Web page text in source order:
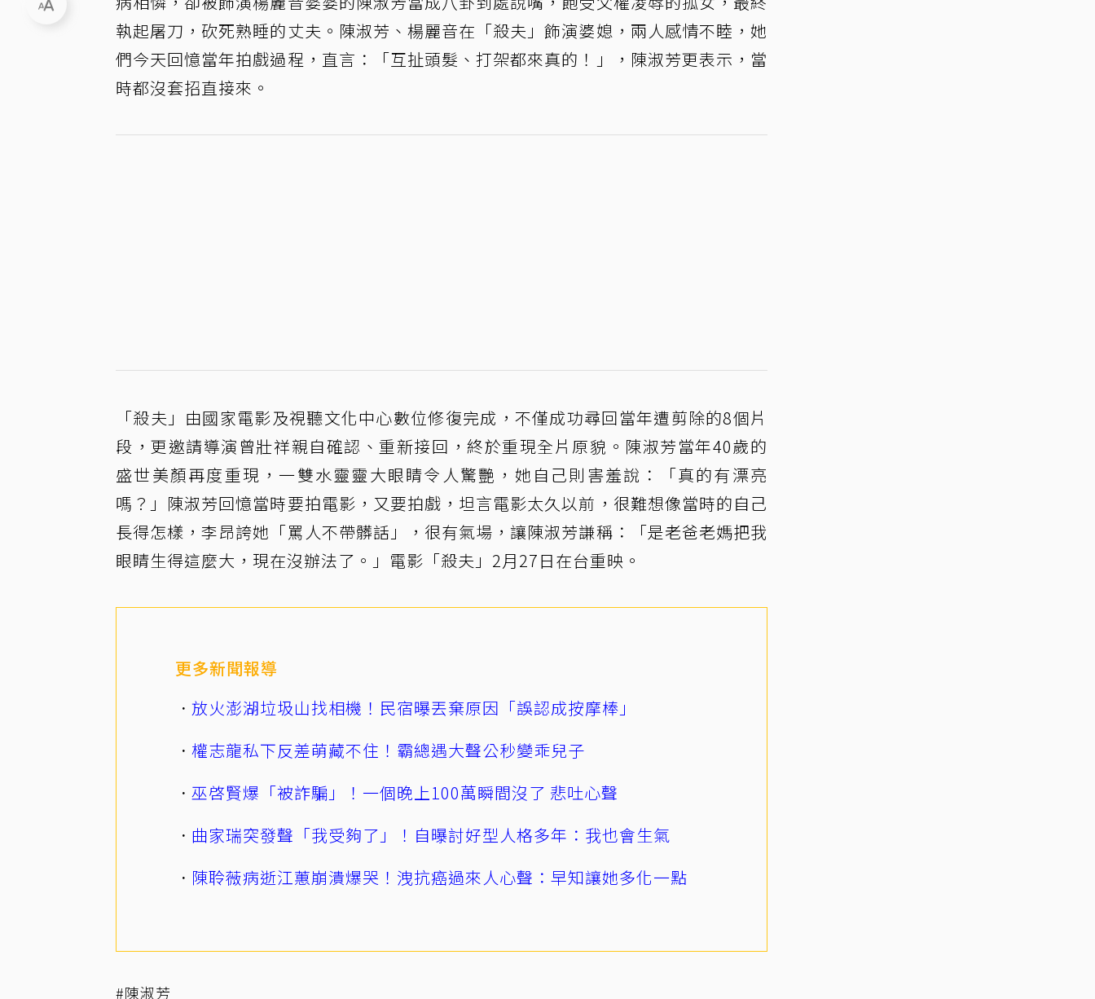
執起屠刀，砍死熟睡的丈夫。陳淑芳、楊麗音在「殺夫」飾演婆媳，兩人感情不睦，她
們今天回憶當年拍戲過程，直言：「互扯頭髮、打架都來真的！」，陳淑芳更表示，當
時都沒套招直接來。
「殺夫」由國家電影及視聽文化中心數位修復完成，不僅成功尋回當年遭剪除的8個片
段，更邀請導演曾壯祥親自確認、重新接回，終於重現全片原貌。陳淑芳當年40歲的
盛世美顏再度重現，一雙水靈靈大眼睛令人驚艷，她自己則害羞說：「真的有漂亮
嗎？」陳淑芳回憶當時要拍電影，又要拍戲，坦言電影太久以前，很難想像當時的自己
長得怎樣，李昂誇她「罵人不帶髒話」，很有氣場，讓陳淑芳謙稱：「是老爸老媽把我
眼睛生得這麼大，現在沒辦法了。」電影「殺夫」2月27日在台重映。
更多新聞報導
放火澎湖垃圾山找相機！民宿曝丟棄原因「誤認成按摩棒」
權志龍私下反差萌藏不住！霸總遇大聲公秒變乖兒子
巫啓賢爆「被詐騙」！一個晚上100萬瞬間沒了 悲吐心聲
曲家瑞突發聲「我受夠了」！自曝討好型人格多年：我也會生氣
陳聆薇病逝江蕙崩潰爆哭！洩抗癌過來人心聲：早知讓她多化一點
#陳淑芳